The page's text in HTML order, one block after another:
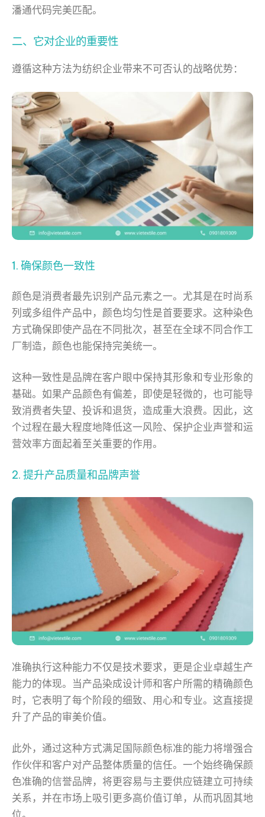
潘通代码完美匹配。
二、它对企业的重要性
遵循这种方法为纺织企业带来不可否认的战略优势：
1. 确保颜色一致性
颜色是消费者最先识别产品元素之一。尤其是在时尚系
列或多组件产品中，颜色均匀性是首要要求。这种染色
方式确保即使产品在不同批次，甚至在全球不同合作工
厂制造，颜色也能保持完美统一。
这种一致性是品牌在客户眼中保持其形象和专业形象的
基础。如果产品颜色有偏差，即使是轻微的，也可能导
致消费者失望、投诉和退货，造成重大浪费。因此，这
个过程在最大程度地降低这一风险、保护企业声誉和运
营效率方面起着至关重要的作用。
2. 提升产品质量和品牌声誉
准确执行这种能力不仅是技术要求，更是企业卓越生产
能力的体现。当产品染成设计师和客户所需的精确颜色
时，它表明了每个阶段的细致、用心和专业。这直接提
升了产品的审美价值。
此外，通过这种方式满足国际颜色标准的能力将增强合
作伙伴和客户对产品整体质量的信任。一个始终确保颜
色准确的信誉品牌，将更容易与主要供应链建立可持续
关系，并在市场上吸引更多高价值订单，从而巩固其地
位。